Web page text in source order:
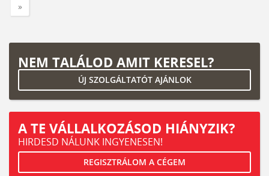
»
NEM TALÁLOD AMIT KERESEL?
ÚJ SZOLGÁLTATÓT AJÁNLOK
A TE VÁLLALKOZÁSOD HIÁNYZIK?
HIRDESD NÁLUNK INGYENESEN!
REGISZTRÁLOM A CÉGEM